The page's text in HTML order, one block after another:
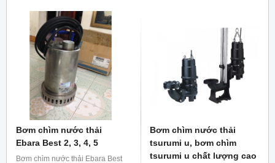
Bơm chìm nước thải
Ebara Best 2, 3, 4, 5
Bơm chìm nước thải Ebara Best
Bơm chìm nước thải
tsurumi u, bơm chìm
tsurumi u chất lượng cao